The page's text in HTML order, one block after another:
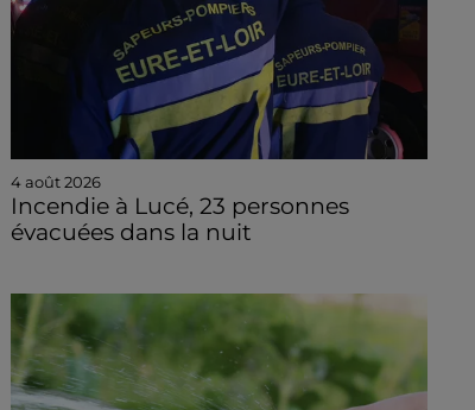
4 août 2026
Incendie à Lucé, 23 personnes
évacuées dans la nuit